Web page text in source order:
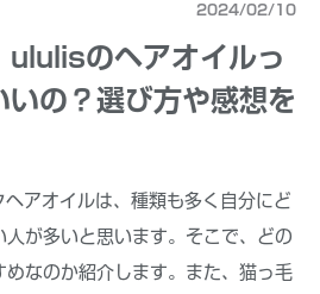
2024/02/10
ululisのヘアオイルっ
いの？選び方や感想を
アオイルは、種類も多く自分にど
が多いと思います。そこで、どの
めなのか紹介します。また、猫っ毛